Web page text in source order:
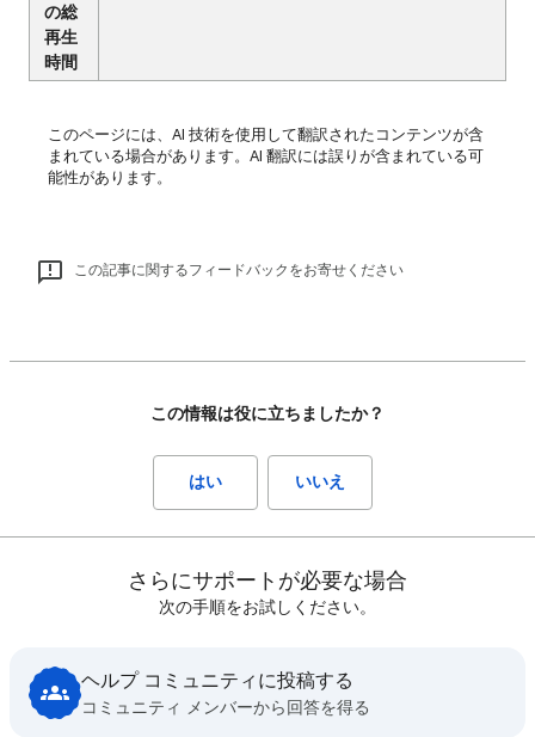
の総
再生
時間
このページには、AI 技術を使用して翻訳されたコンテンツが含
まれている場合があります。AI 翻訳には誤りが含まれている可
能性があります。
この記事に関するフィードバックをお寄せください
この情報は役に立ちましたか？
はい いいえ
さらにサポートが必要な場合
次の手順をお試しください。
ヘルプ コミュニティに投稿する
コミュニティ メンバーから回答を得る